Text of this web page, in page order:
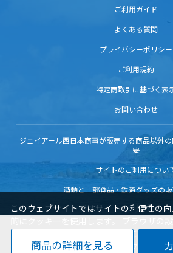
商品の詳細を見る
ご利用ガイド
よくある質問
プライバシーポリシー
ご利用規約
特定商取引に基づく表
お問い合わせ
ジェイアール西日本商事が販売する商品以外
要
サイトのご利用につい
酒類と一部食品・鉄道グッズの
このウェブサイトではサイトの利便性の
的にクッキーを使用します。 ブラウザの
よりクッキーの機能を変更することもでき
サイトを閲覧いただく際には、クッキー